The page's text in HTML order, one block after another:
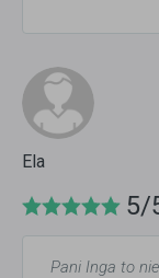
Ela
5/
Pani Inga to